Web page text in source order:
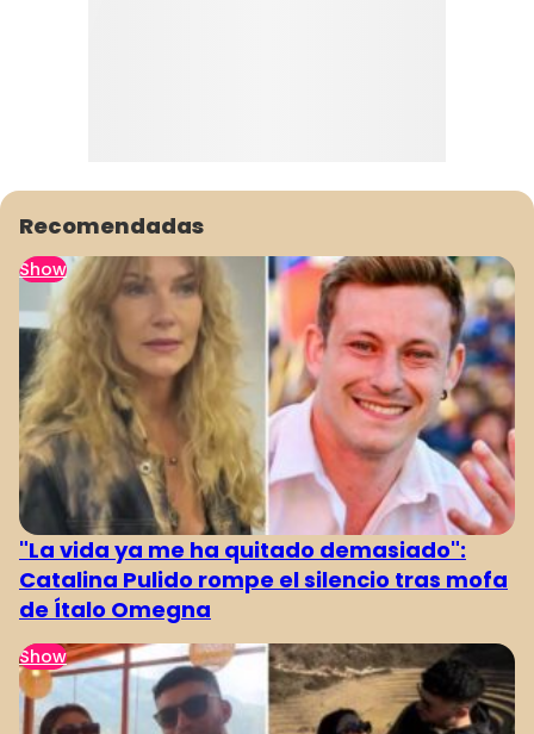
Recomendadas
Show
"La vida ya me ha quitado demasiado":
Catalina Pulido rompe el silencio tras mofa
de Ítalo Omegna
Show